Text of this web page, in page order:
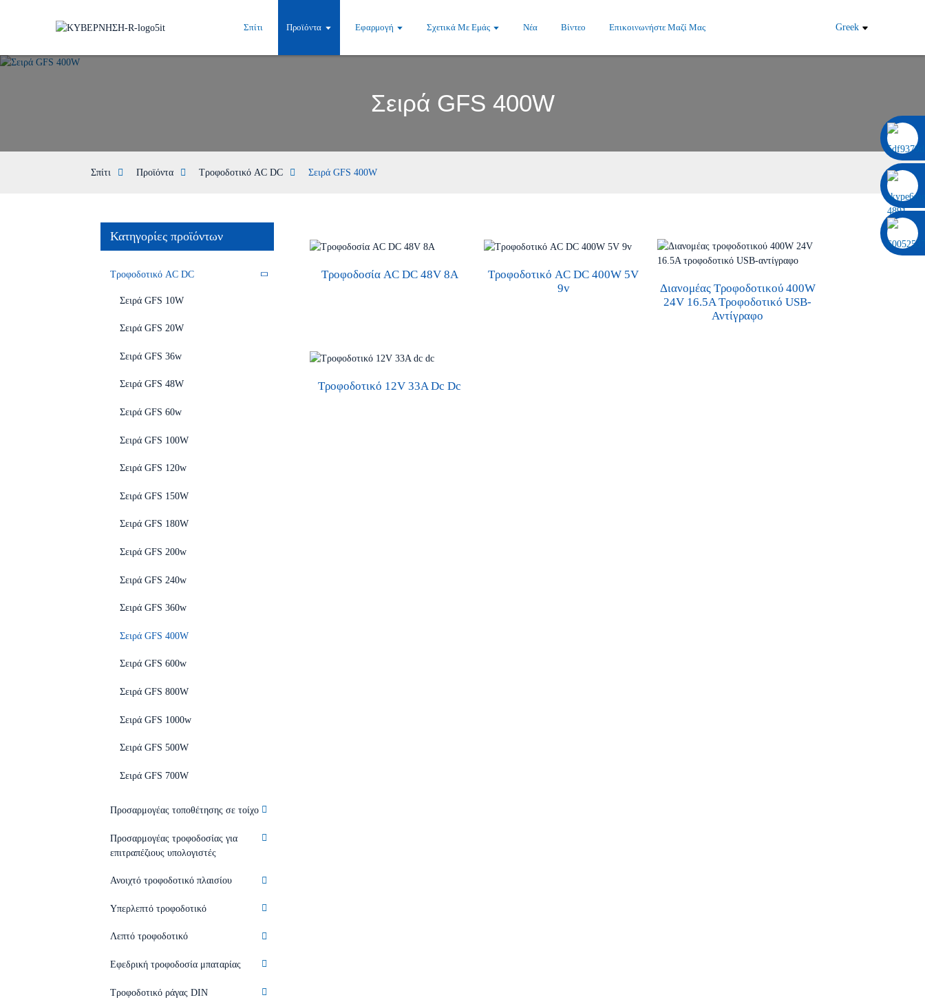
Σπίτι Προϊόντα Εφαρμογή Σχετικά Με Εμάς Νέα Βίντεο Επικοινωνήστε Μαζί Μας Greek
Σειρά GFS 400W
Σπίτι Προϊόντα Τροφοδοτικό AC DC Σειρά GFS 400W
Κατηγορίες προϊόντων
Τροφοδοτικό AC DC
Σειρά GFS 10W
Σειρά GFS 20W
Σειρά GFS 36w
Σειρά GFS 48W
Σειρά GFS 60w
Σειρά GFS 100W
Σειρά GFS 120w
Σειρά GFS 150W
Σειρά GFS 180W
Σειρά GFS 200w
Σειρά GFS 240w
Σειρά GFS 360w
Σειρά GFS 400W
Σειρά GFS 600w
Σειρά GFS 800W
Σειρά GFS 1000w
Σειρά GFS 500W
Σειρά GFS 700W
Προσαρμογέας τοποθέτησης σε τοίχο
Προσαρμογέας τροφοδοσίας για
επιτραπέζιους υπολογιστές
Ανοιχτό τροφοδοτικό πλαισίου
Υπερλεπτό τροφοδοτικό
Λεπτό τροφοδοτικό
Εφεδρική τροφοδοσία μπαταρίας
Τροφοδοτικό ράγας DIN
Τροφοδοσία AC DC 48V 8A
Τροφοδοτικό AC DC 400W 5V
9v
Διανομέας Τροφοδοτικού 400W
24V 16.5A Τροφοδοτικό USB-
Αντίγραφο
Τροφοδοτικό 12V 33A Dc Dc